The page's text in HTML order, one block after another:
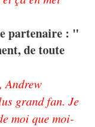
partenaire : "
de toute
Andrew
grand fan. Je
moi que moi-